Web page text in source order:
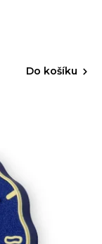
Do košíku